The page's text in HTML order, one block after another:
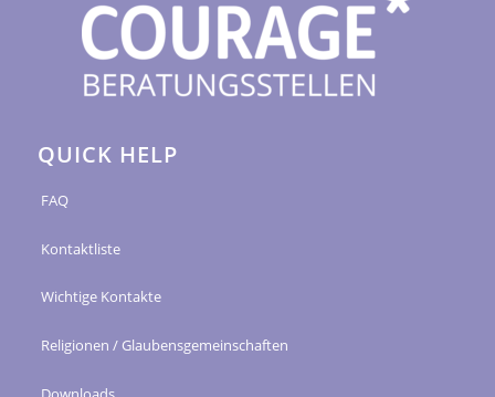
QUICK HELP
FAQ
Kontaktliste
Wichtige Kontakte
Religionen / Glaubensgemeinschaften